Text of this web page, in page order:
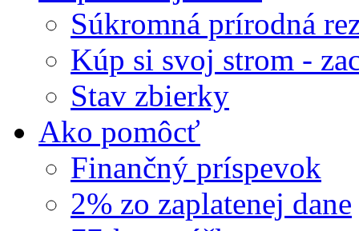
Súkromná prírodná
Kúp si svoj strom -
Stav zbierky
Ako pomôcť
Finančný príspevok
2% zo zaplatenej dane